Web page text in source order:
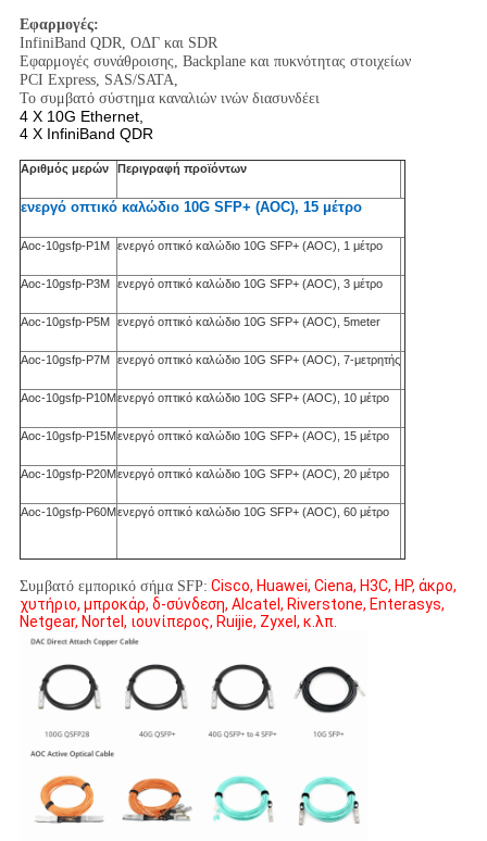
Εφαρμογές:
InfiniBand QDR, ΟΔΓ και SDR
Εφαρμογές συνάθροισης, Backplane και πυκνότητας στοιχείων
PCI Express, SAS/SATA,
Το συμβατό σύστημα καναλιών ινών διασυνδέει
4 Χ 10G Ethernet,
4 Χ InfiniBand QDR
Αριθμός μερών Περιγραφή προϊόντων
ενεργό οπτικό καλώδιο 10G SFP+ (AOC), 15 μέτρο
Aoc-10gsfp-P1M ενεργό οπτικό καλώδιο 10G SFP+ (AOC), 1 μέτρο
Aoc-10gsfp-P3M ενεργό οπτικό καλώδιο 10G SFP+ (AOC), 3 μέτρο
Aoc-10gsfp-P5M ενεργό οπτικό καλώδιο 10G SFP+ (AOC), 5meter
Aoc-10gsfp-P7M ενεργό οπτικό καλώδιο 10G SFP+ (AOC), 7-μετρητής
Aoc-10gsfp-P10Mενεργό οπτικό καλώδιο 10G SFP+ (AOC), 10 μέτρο
Aoc-10gsfp-P15Mενεργό οπτικό καλώδιο 10G SFP+ (AOC), 15 μέτρο
Aoc-10gsfp-P20Mενεργό οπτικό καλώδιο 10G SFP+ (AOC), 20 μέτρο
Aoc-10gsfp-P60Mενεργό οπτικό καλώδιο 10G SFP+ (AOC), 60 μέτρο
Συμβατό εμπορικό σήμα SFP: Cisco, Huawei, Ciena, H3C, HP, άκρο,
χυτήριο, μπροκάρ, δ-σύνδεση, Alcatel, Riverstone, Enterasys,
Netgear, Nortel, ιουνίπερος, Ruijie, Zyxel, κ.λπ.